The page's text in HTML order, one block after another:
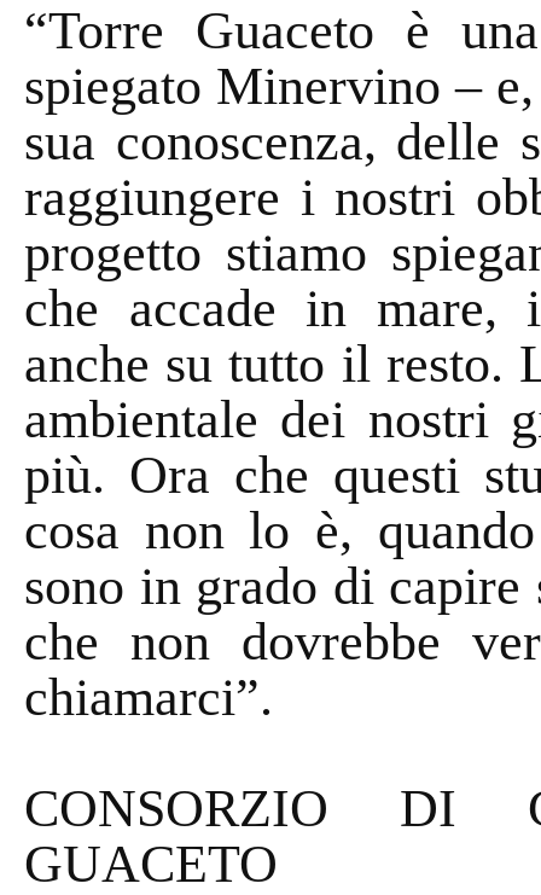
“Torre Guaceto è
spiegato Minervino –
sua conoscenza, delle
raggiungere i nostri
progetto stiamo
che accade in mare,
anche su tutto il resto.
ambientale dei nostri
più. Ora che questi
cosa non lo è,
sono in grado di capire
che non dovrebbe
chiamarci”.
CONSORZIO DI
GUACETO